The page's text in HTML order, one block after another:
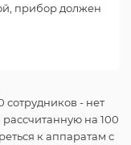
прибор должен
сотрудников - нет
на 100
к аппаратам с